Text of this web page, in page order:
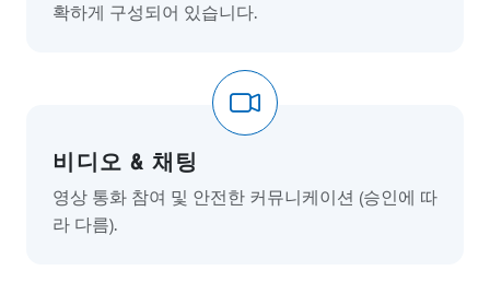
확하게 구성되어 있습니다.
비디오 & 채팅
영상 통화 참여 및 안전한 커뮤니케이션 (승인에 따
라 다름).